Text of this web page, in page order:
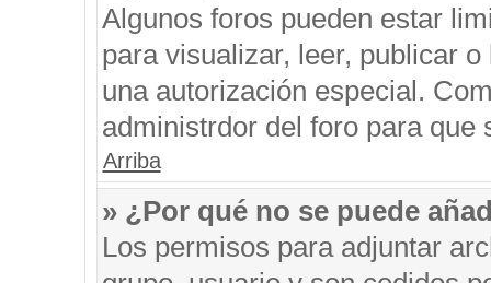
Algunos foros pueden estar
para visualizar, leer, publicar
una autorización especial.
administrdor del foro para que
Arriba
» ¿Por qué no se puede
Los permisos para adjuntar